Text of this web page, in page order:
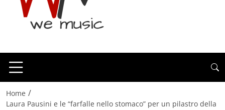
Home /
Laura Pausini e le “farfalle nello stomaco” per un pilastro della